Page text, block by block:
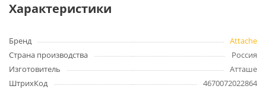
Характеристики
Бренд
Attache
Страна производства
Россия
Изготовитель
Атташе
ШтрихКод
4670072022864